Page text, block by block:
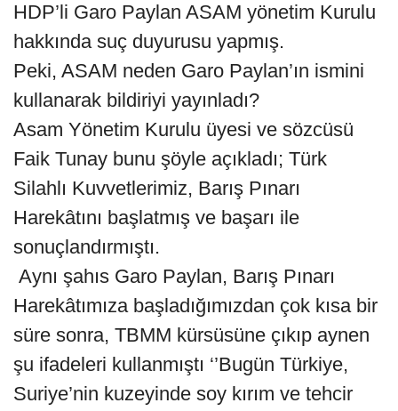
HDP’li Garo Paylan ASAM yönetim Kurulu
hakkında suç duyurusu yapmış.
Peki, ASAM neden Garo Paylan’ın ismini
kullanarak bildiriyi yayınladı?
Asam Yönetim Kurulu üyesi ve sözcüsü
Faik Tunay bunu şöyle açıkladı; Türk
Silahlı Kuvvetlerimiz, Barış Pınarı
Harekâtını başlatmış ve başarı ile
sonuçlandırmıştı.
Aynı şahıs Garo Paylan, Barış Pınarı
Harekâtımıza başladığımızdan çok kısa bir
süre sonra, TBMM kürsüsüne çıkıp aynen
şu ifadeleri kullanmıştı ‘’Bugün Türkiye,
Suriye’nin kuzeyinde soy kırım ve tehcir